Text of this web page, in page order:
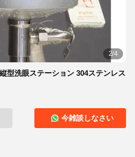
2/4
型洗眼ステーション 304ステンレス
今雑談しなさい